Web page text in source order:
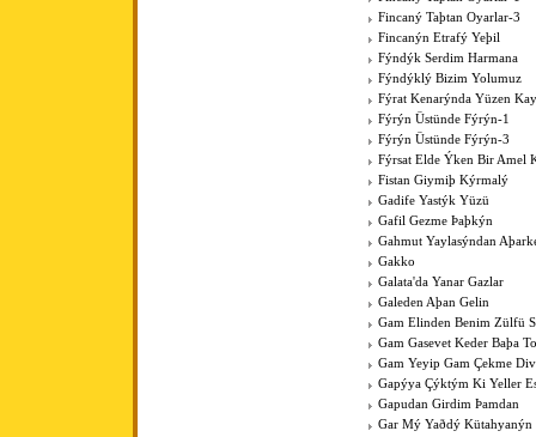
Fincaný Taþtan Oyarlar-3
Fincanýn Etrafý Yeþil
Fýndýk Serdim Harmana
Fýndýklý Bizim Yolumuz
Fýrat Kenarýnda Yüzen
Fýrýn Üstünde Fýrýn-1
Fýrýn Üstünde Fýrýn-3
Fýrsat Elde Ýken Bir Amel
Fistan Giymiþ Kýrmalý
Gadife Yastýk Yüzü
Gafil Gezme Þaþkýn
Gahmut Yaylasýndan
Gakko
Galata'da Yanar Gazlar
Galeden Aþan Gelin
Gam Elinden Benim Zülfü
Gam Gasevet Keder Baþa
Gam Yeyip Gam Çekme
Gapýya Çýktým Ki Yeller
Gapudan Girdim Þamdan
Gar Mý Yaðdý Kütahyanýn